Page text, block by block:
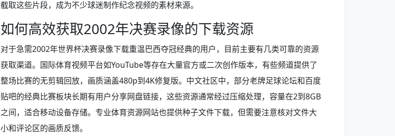
截取这些片段，成为不少球迷制作纪念视频的素材来源。
如何高效获取2002年决赛录像的下载资源
对于急需2002年世界杯决赛录像下载重温巴西夺冠经典的用户，目前主要有几类可靠的资源
获取渠道。国际体育视频平台如YouTube等存在大量官方或二次创作版本，有些频道提供了
整场比赛的无剪辑回放，画质涵盖480p到4K修复版。中文社区中，部分老牌足球论坛和百度
贴吧的经典比赛板块长期有用户分享网盘链接，这些资源通常经过压缩处理，容量在2到8GB
之间，适合移动设备存储。专业体育资源网站也提供种子文件下载，但需要注意核对文件大
小和评论区的画质反馈。